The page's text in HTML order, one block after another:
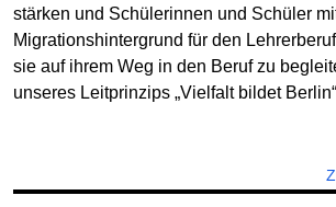
stärken und Schülerinnen und Schüler
Migrationshintergrund für den
sie auf ihrem Weg in den Beruf zu
unseres Leitprinzips „Vielfalt bildet